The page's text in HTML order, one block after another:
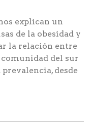
explican un
de la obesidad y
la relación entre
comunidad del sur
desde